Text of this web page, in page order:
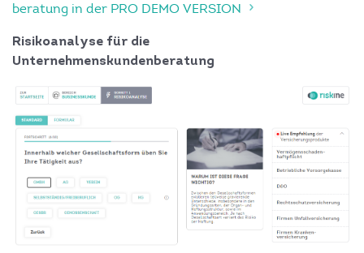
beratung in der PRO DEMO VERSION
Risikoanalyse für die
Unternehmenskundenberatung